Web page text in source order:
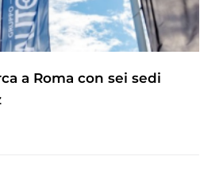
a Roma con sei sedi